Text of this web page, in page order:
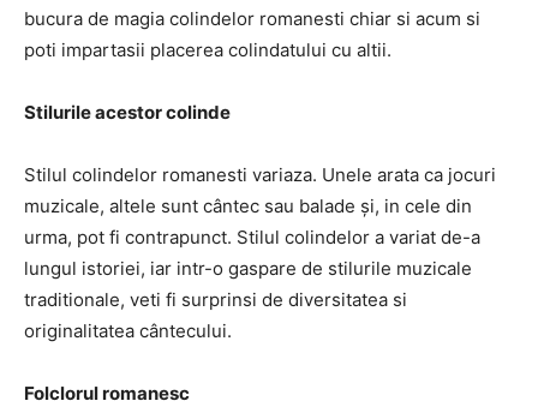
bucura de magia colindelor romanesti chiar si acum si
poti impartasii placerea colindatului cu altii.
Stilurile acestor colinde
Stilul colindelor romanesti variaza. Unele arata ca jocuri
muzicale, altele sunt cântec sau balade și, in cele din
urma, pot fi contrapunct. Stilul colindelor a variat de-a
lungul istoriei, iar intr-o gaspare de stilurile muzicale
traditionale, veti fi surprinsi de diversitatea si
originalitatea cântecului.
Folclorul romanesc